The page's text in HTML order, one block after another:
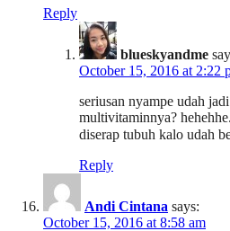
Reply
blueskyandme
October 15, 2016 at 2:22
seriusan nyampe udah
multivitaminnya?
diserap tubuh kalo udah
Reply
Andi Cintana says:
October 15, 2016 at 8:58 am